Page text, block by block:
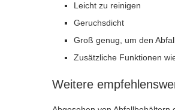
Leicht zu reinigen
Geruchsdicht
Groß genug, um den
Zusätzliche Funktionen
Weitere